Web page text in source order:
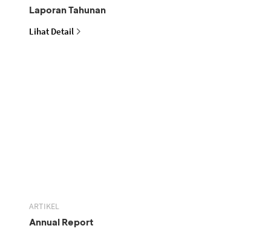
Laporan Tahunan
Lihat Detail
ARTIKEL
Annual Report